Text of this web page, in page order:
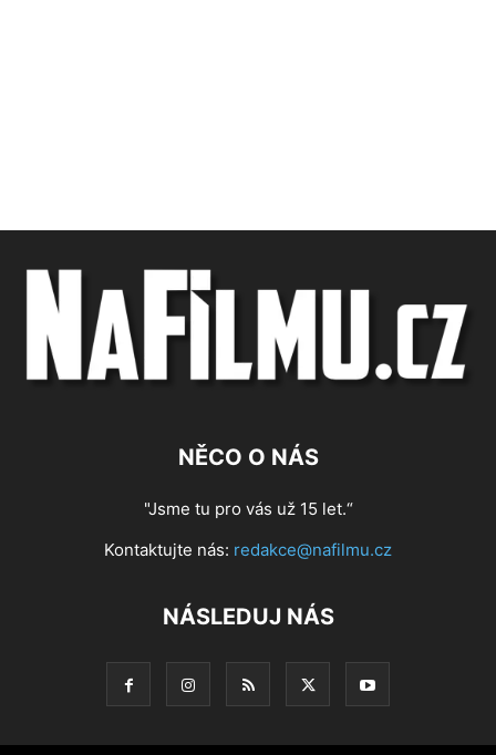
NĚCO O NÁS
"Jsme tu pro vás už 15 let.“
Kontaktujte nás: redakce@nafilmu.cz
NÁSLEDUJ NÁS